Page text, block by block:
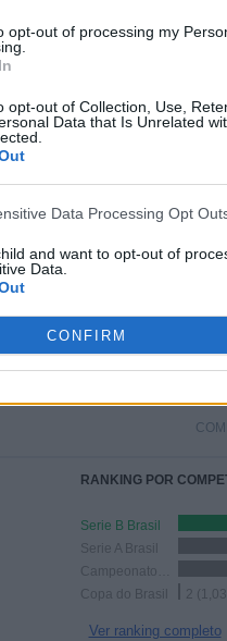
opt-out of processing my
opt-out of Collection, Use,
Data that Is Unrelated
Data Processing Opt
and want to opt-out of
Data.
CONFIRM
89,69%
DE PAGO
RANKING POR
Serie B Brasil
Serie A Brasil
Copa do Brasil
2
Ver ranking completo